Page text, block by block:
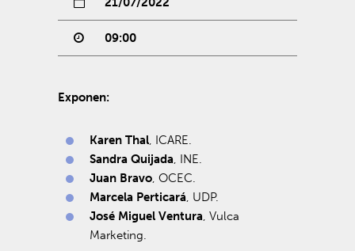
09:00
Exponen:
Karen Thal, ICARE.
Sandra Quijada, INE.
Juan Bravo, OCEC.
Marcela Perticará, UDP.
José Miguel Ventura, Vulca
Marketing.